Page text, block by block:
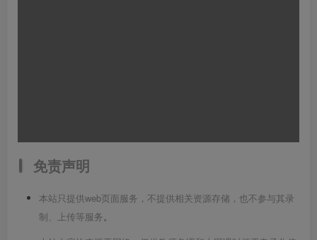
免责声明
本站只提供web页面服务，不提供相关资源存储，也不参与其录
制、上传等服务。